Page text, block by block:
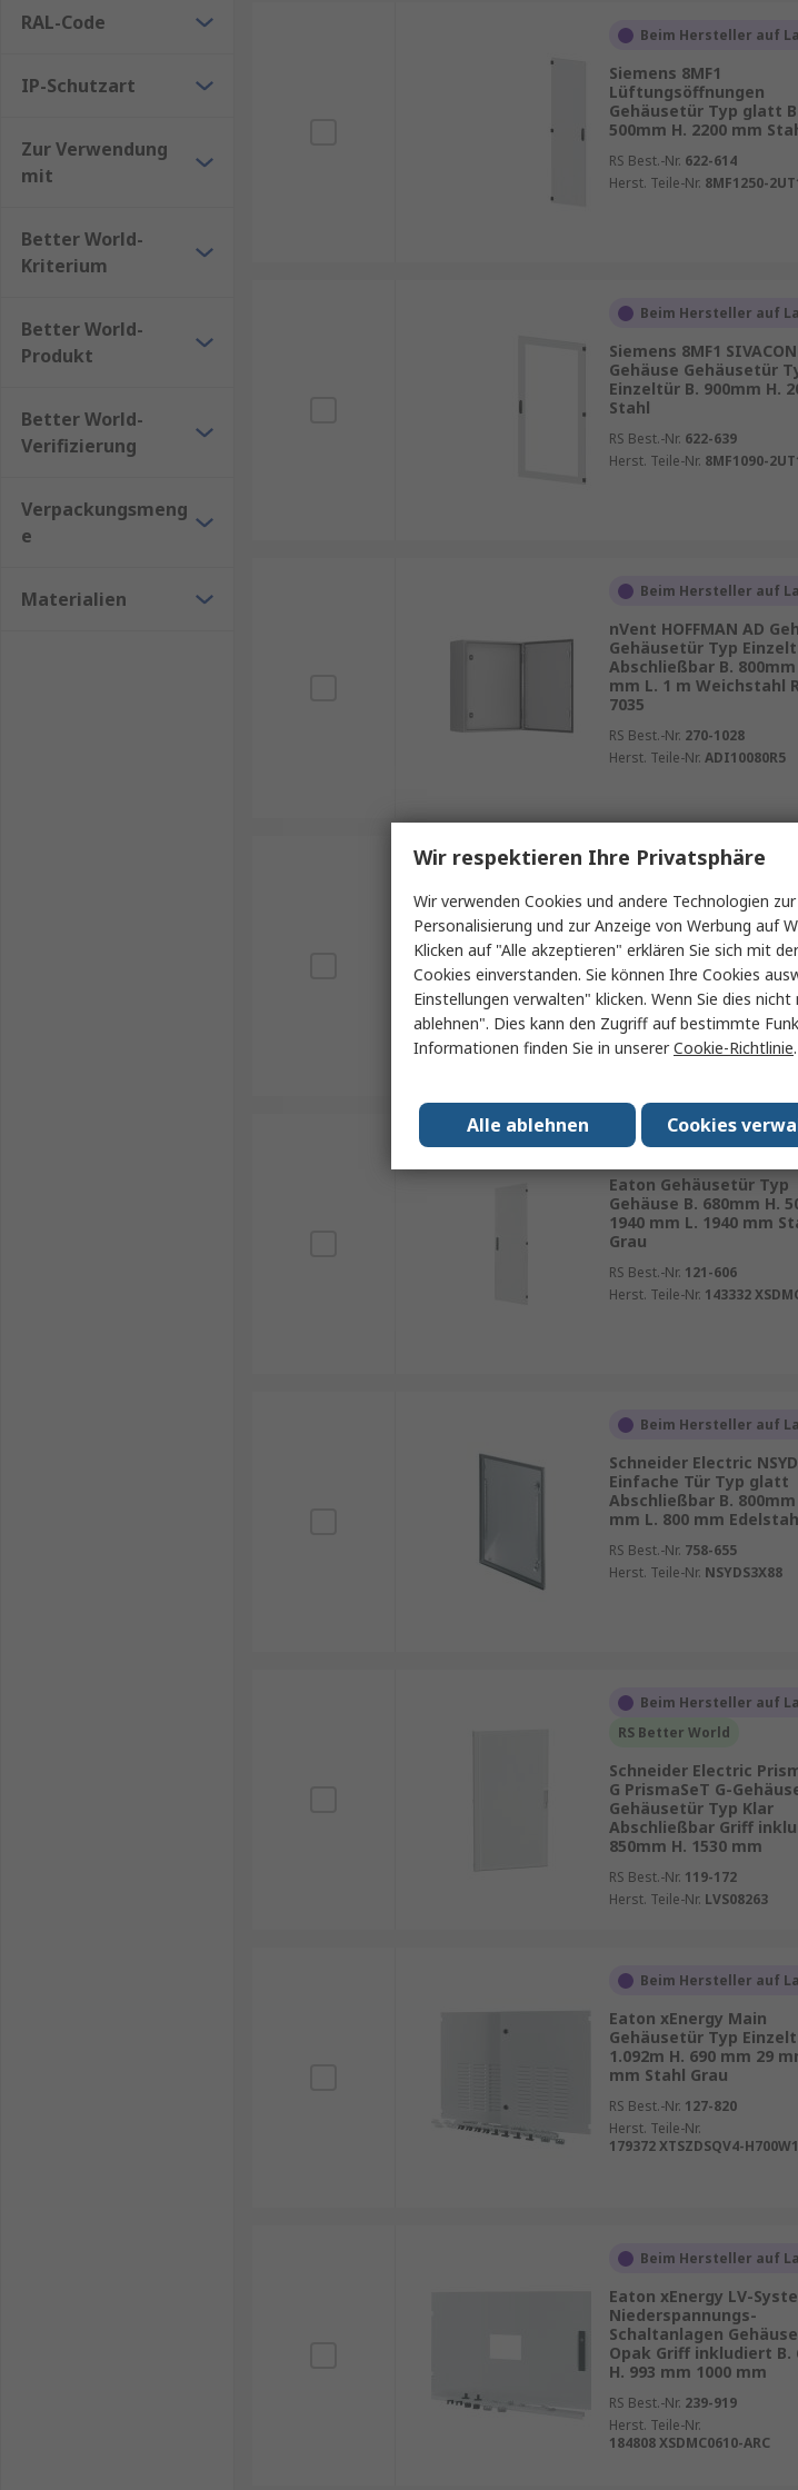
senkt, sondern auch die Umweltbelastung verringert.
Auch die Materialwahl spielt eine Rolle in der Nachhaltigkeit. Langlebige Materialien
Gehäusetüren über viele Jahre hinweg genutzt werden können, ohne häufig ersetzt
RAL-Code
IP-Schutzart
Zur Verwendung
mit
Better World-
Kriterium
Better World-
Produkt
Better World-
Verifizierung
Verpackungsmeng
e
Materialien
Beim Hersteller auf
Siemens 8MF1
Lüftungsöffnungen
Gehäusetür Typ glatt
500mm H. 2200 mm
RS Best.-Nr. 622-614
Herst. Teile-Nr. 8MF1250-
Beim Hersteller auf
Siemens 8MF1
Gehäuse Gehäusetür
Einzeltür B. 900mm H.
Stahl
RS Best.-Nr. 622-639
Herst. Teile-Nr. 8MF1090-
Beim Hersteller auf
nVent HOFFMAN AD
Gehäusetür Typ
Abschließbar B. 800mm
mm L. 1 m Weichstahl
7035
RS Best.-Nr. 270-1028
Herst. Teile-Nr. ADI10080R5
Beim Hersteller auf
Siemens 8MF1
Gehäuse Gehäusetür
B. 900mm H. 2000 mm
RS Best.-Nr.622-640
Herst. Teile-Nr.8MF1090-
Beim Hersteller auf
Eaton Gehäusetür Typ
Gehäuse B. 680mm H.
1940 mm L. 1940 mm
Grau
RS Best.-Nr. 121-606
Herst. Teile-Nr. 143332
Beim Hersteller auf
Schneider Electric NSYD
Einfache Tür Typ glatt
Abschließbar B. 800mm
mm L. 800 mm
RS Best.-Nr. 758-655
Herst. Teile-Nr. NSYDS3X88
Beim Hersteller auf
RS Better World
Schneider Electric
G PrismaSeT G-
Gehäusetür Typ Klar
Abschließbar Griff
850mm H. 1530 mm
RS Best.-Nr. 119-172
Herst. Teile-Nr. LVS08263
Beim Hersteller auf
Eaton xEnergy Main
Gehäusetür Typ
1.092m H. 690 mm 29
mm Stahl Grau
RS Best.-Nr. 127-820
Herst. Teile-Nr.
179372 XTSZDSQV4-
Beim Hersteller auf
Eaton xEnergy LV-
Niederspannungs-
Schaltanlagen
Opak Griff inkludiert B.
H. 993 mm 1000 mm
RS Best.-Nr. 239-919
Herst. Teile-Nr.
184808 XSDMC0610-ARC
Wir respektieren Ihre Privatsphäre
Wir verwenden Cookies und andere Technologien
Personalisierung und zur Anzeige von Werbung auf
Klicken auf "Alle akzeptieren" erklären Sie sich mit
Cookies einverstanden. Sie können Ihre Cookies
Einstellungen verwalten" klicken. Wenn Sie dies
ablehnen". Dies kann den Zugriff auf bestimmte
Informationen finden Sie in unsererCookie-Richtlinie.
Cookies
Alle ablehnen